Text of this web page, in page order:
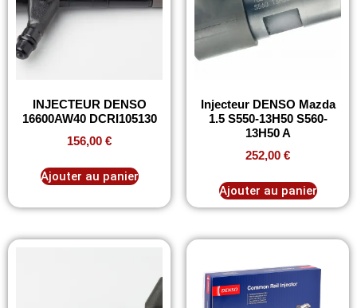
INJECTEUR DENSO
16600AW40 DCRI105130
156,00 €
Ajouter au panier
Injecteur DENSO Mazda
1.5 S550-13H50 S560-
13H50 A
252,00 €
Ajouter au panier